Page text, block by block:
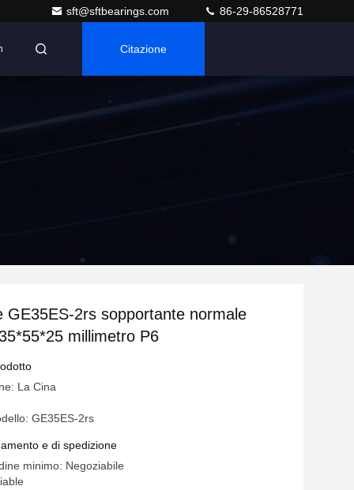
sft@sftbearings.com 86-29-86528771
Citazione
GE35ES-2rs sopportante normale
millimetro P6
La Cina
GE35ES-2rs
e di spedizione
minimo: Negoziabile